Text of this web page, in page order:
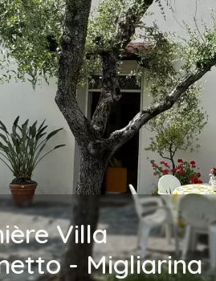
Villa
- Migliarina